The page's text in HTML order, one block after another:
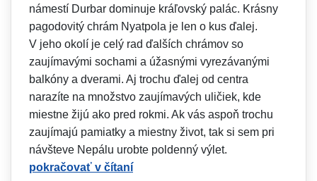
námestí Durbar dominuje kráľovský palác. Krásny
pagodovitý chrám Nyatpola je len o kus ďalej.
V jeho okolí je celý rad ďalších chrámov so
zaujímavými sochami a úžasnými vyrezávanými
balkóny a dverami. Aj trochu ďalej od centra
narazíte na množstvo zaujímavých uličiek, kde
miestne žijú ako pred rokmi. Ak vás aspoň trochu
zaujímajú pamiatky a miestny život, tak si sem pri
návšteve Nepálu urobte poldenný výlet.
pokračovať v čítaní